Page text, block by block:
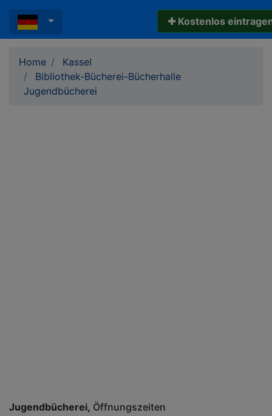
✚ Kostenlos
Home
Kassel
Bibliothek-Bücherei-Bücherhalle
Jugendbücherei
Jugendbücherei Öffnungszeiten